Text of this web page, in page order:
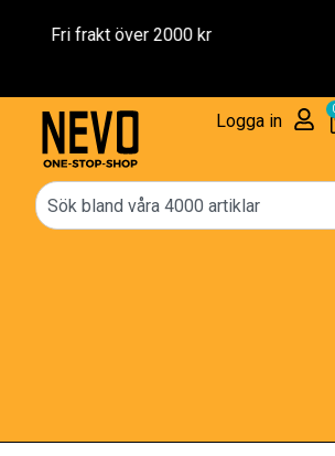
Reservdelar – 1
Logga in